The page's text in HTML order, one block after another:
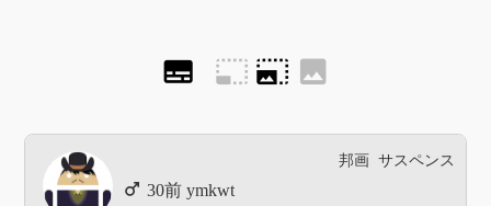
subtitles photo_size_select_small photo_size_select_large image
邦画 サスペンス
ymkwt